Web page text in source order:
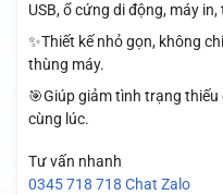
USB, ổ cứng di động, máy
✨Thiết kế nhỏ gọn, không
thùng máy.
🎯Giúp giảm tình trạng
cùng lúc.
Tư vấn nhanh
0345 718 718 Chat Zalo